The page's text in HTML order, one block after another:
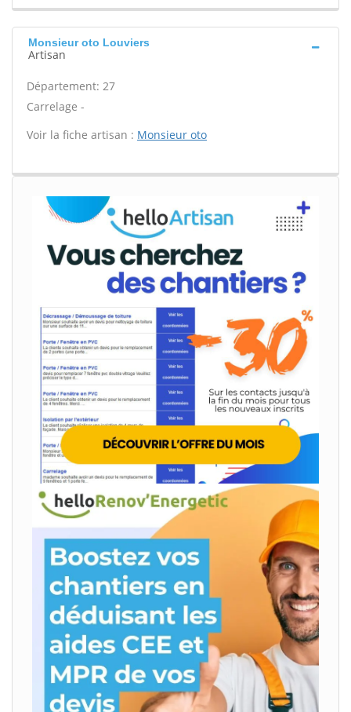
Monsieur oto Louviers
Artisan
Département: 27
Carrelage -
Voir la fiche artisan : Monsieur oto